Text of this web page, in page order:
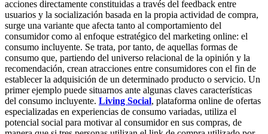
acciones directamente constituidas a través del feedback entre
usuarios y la socialización basada en la propia actividad de compra,
surge una variante que afecta tanto al comportamiento del
consumidor como al enfoque estratégico del marketing online: el
consumo incluyente. Se trata, por tanto, de aquellas formas de
consumo que, partiendo del universo relacional de la opinión y la
recomendación, crean atracciones entre consumidores con el fin de
establecer la adquisición de un determinado producto o servicio. Un
primer ejemplo puede situarnos ante algunas claves características
del consumo incluyente. Living Social, plataforma online de ofertas
especializadas en experiencias de consumo variadas, utiliza el
potencial social para motivar al consumidor en sus compras, de